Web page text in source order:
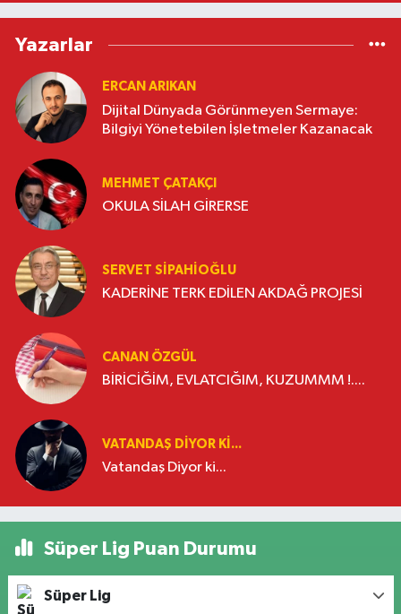
Yazarlar
ERCAN ARIKAN
Dijital Dünyada Görünmeyen Sermaye:
Bilgiyi Yönetebilen İşletmeler Kazanacak
MEHMET ÇATAKÇI
OKULA SİLAH GİRERSE
SERVET SİPAHİOĞLU
KADERİNE TERK EDİLEN AKDAĞ PROJESİ
CANAN ÖZGÜL
BİRİCİĞİM, EVLATCIĞIM, KUZUMMM !....
VATANDAŞ DIYOR KI...
Vatandaş Diyor ki...
Süper Lig Puan Durumu
Süper Lig